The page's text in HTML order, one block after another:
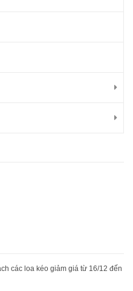
các loa kéo giảm giá từ 16/12 đến